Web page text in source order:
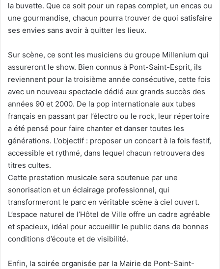
la buvette. Que ce soit pour un repas complet, un encas ou
une gourmandise, chacun pourra trouver de quoi satisfaire
ses envies sans avoir à quitter les lieux.
Sur scène, ce sont les musiciens du groupe Millenium qui
assureront le show. Bien connus à Pont-Saint-Esprit, ils
reviennent pour la troisième année consécutive, cette fois
avec un nouveau spectacle dédié aux grands succès des
années 90 et 2000. De la pop internationale aux tubes
français en passant par l’électro ou le rock, leur répertoire
a été pensé pour faire chanter et danser toutes les
générations. L’objectif : proposer un concert à la fois festif,
accessible et rythmé, dans lequel chacun retrouvera des
titres cultes.
Cette prestation musicale sera soutenue par une
sonorisation et un éclairage professionnel, qui
transformeront le parc en véritable scène à ciel ouvert.
L’espace naturel de l’Hôtel de Ville offre un cadre agréable
et spacieux, idéal pour accueillir le public dans de bonnes
conditions d’écoute et de visibilité.
Enfin, la soirée organisée par la Mairie de Pont-Saint-